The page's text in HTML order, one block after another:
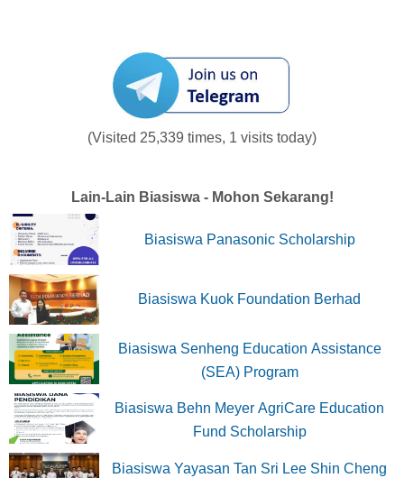
(Visited 25,339 times, 1 visits today)
Lain-Lain Biasiswa - Mohon Sekarang!
Biasiswa Panasonic Scholarship
Biasiswa Kuok Foundation Berhad
Biasiswa Senheng Education Assistance
(SEA) Program
Biasiswa Behn Meyer AgriCare Education
Fund Scholarship
Biasiswa Yayasan Tan Sri Lee Shin Cheng